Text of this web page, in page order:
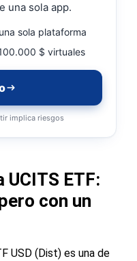
una sola app.
sola plataforma
$ virtuales
implica riesgos
UCITS ETF:
con un
USD (Dist) es una de